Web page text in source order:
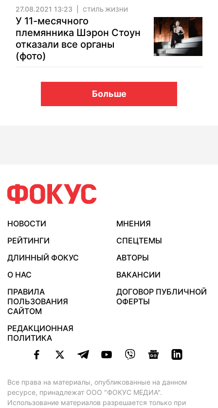
27.08.2021 13:23 СТИЛЬ ЖИЗНИ
У 11-месячного
племянника Шэрон Стоун
отказали все органы
(фото)
Больше
НОВОСТИ
МНЕНИЯ
РЕЙТИНГИ
СПЕЦТЕМЫ
ДЛИННЫЙ ФОКУС
АВТОРЫ
О НАС
ВАКАНСИИ
ПРАВИЛА
ПОЛЬЗОВАНИЯ
САЙТОМ
ДОГОВОР ПУБЛИЧНОЙ
ОФЕРТЫ
РЕДАКЦИОННАЯ
ПОЛИТИКА
Все права на материалы, опубликованные на данном
ресурсе, принадлежат ООО "ФОКУС МЕДИА".
Использование материалов разрешается только при